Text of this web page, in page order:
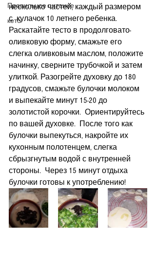
Правильное питание
кето
несколько частей, каждый размером
с  кулачок 10 летнего ребенка.
Раскатайте тесто в продолговато-
оливковую форму, смажьте его
слегка оливковым маслом, положите
начинку, сверните трубочкой и затем
улиткой. Разогрейте духовку до 180
градусов, смажьте булочки молоком
и выпекайте минут 15-20 до
золотистой корочки.  Ориентируйтесь
по вашей духовке.  После того как
булочки выпекуться, накройте их
кухонным полотенцем, слегка
сбрызгнутым водой с внутренней
стороны.  Через 15 минут отдыха
булочки готовы к употреблению!